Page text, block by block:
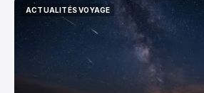
ACTUALITÉS VOYAGE
ACTUALITÉS VOYAGE